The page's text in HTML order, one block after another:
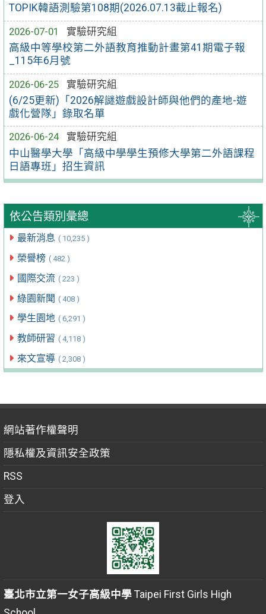
TOPIK韓語測驗第108期(2026.07.13截止報名)
2026-07-01
實驗研究組
高級中等學校第二外語教育推動計畫第41期電子報
_115年6月號
2026-06-25
實驗研究組
(6/25更新)「2026解謎遊戲設計師與他們的產地-遊
戲化營隊」錄取名單
2026-06-24
實驗研究組
中山醫學大學「高級中學學生預修大學第二外語課程
日語專班」招生資訊
依公告類別彙總
最新消息 ( 10,235 )
榮譽榜 ( 482 )
國際交流 ( 223 )
綠園新聞 ( 408 )
學生園地 ( 6,291 )
教師研習 ( 4,118 )
來文宣導 ( 2,308 )
網站著作權聲明
隱私權及資訊安全政策
RSS
登入
臺北市立第一女子高級中學Taipei First Girls High